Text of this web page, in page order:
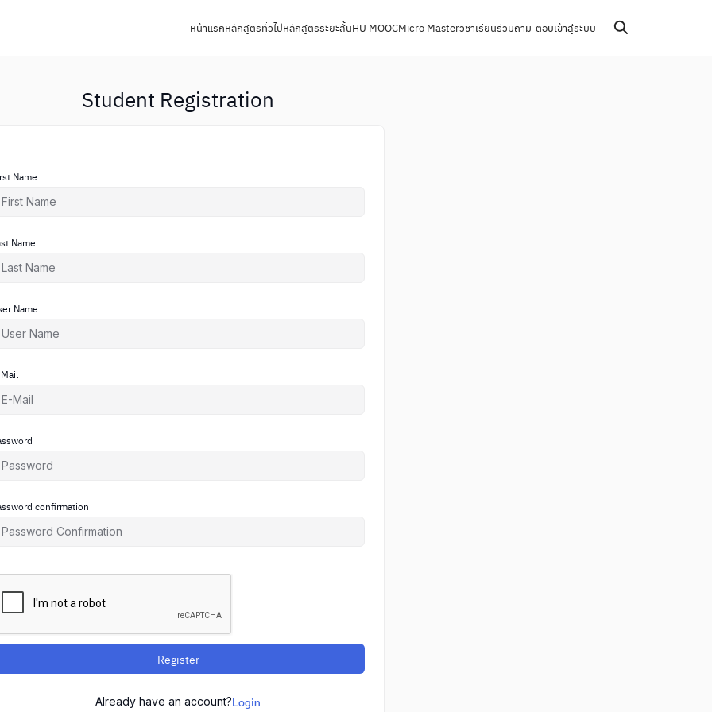
หน้าแรกหลักสูตรทั่วไปหลักสูตรระยะสั้นHU MOOCMicro Masterวิชาเรียนร่วมถาม-ตอบเข้าสู่ระบบ
Student Registration
Name
Name
Name
confirmation
Register
Already have an account?Login